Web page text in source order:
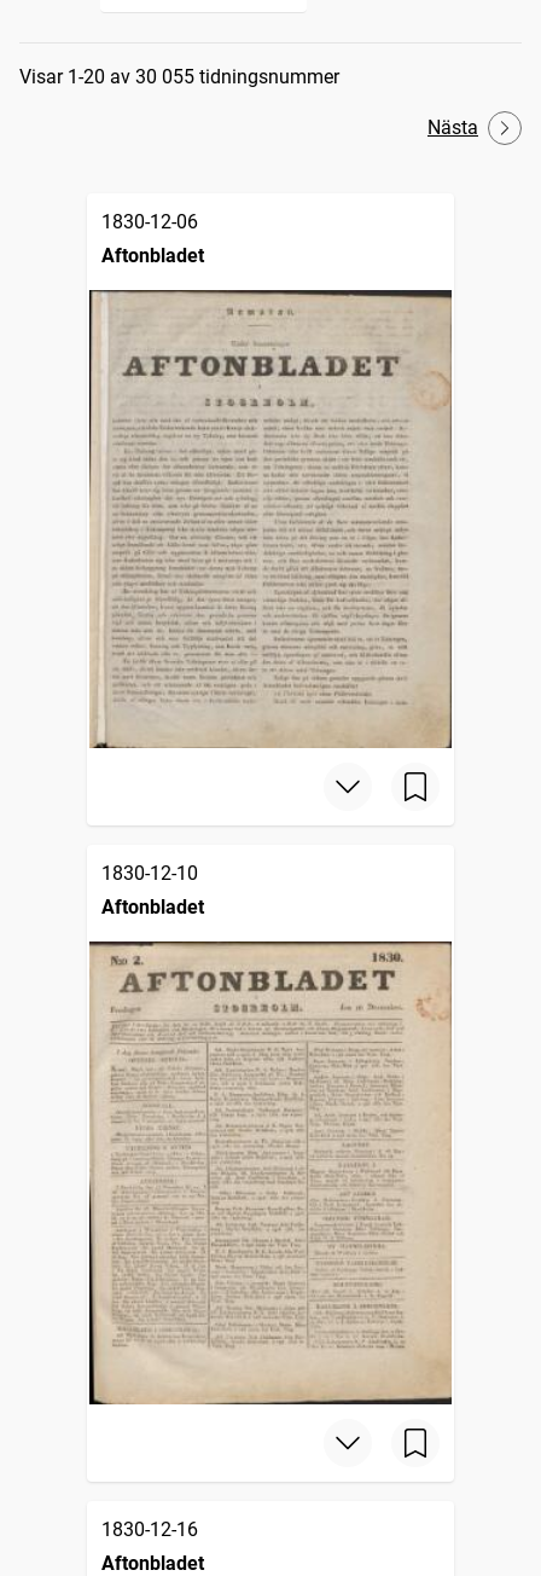
Sökresultat
Visar 1-20 av 30 055 tidningsnummer
Nästa
1830-12-06
Aftonbladet
1830-12-10
Aftonbladet
1830-12-16
Aftonbladet